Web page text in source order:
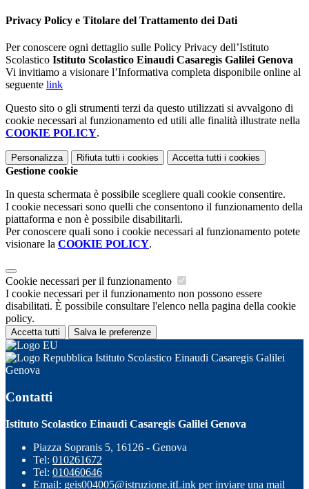
Privacy Policy e Titolare del Trattamento dei Dati
Per conoscere ogni dettaglio sulle Policy Privacy dell’Istituto
Scolastico Istituto Scolastico Einaudi Casaregis Galilei Genova
Vi invitiamo a visionare l’Informativa completa disponibile online al
seguente link
Questo sito o gli strumenti terzi da questo utilizzati si avvalgono di
cookie necessari al funzionamento ed utili alle finalità illustrate nella
COOKIE POLICY.
Personalizza Rifiuta tutti i cookies Accetta tutti i cookies
Gestione cookie
In questa schermata è possibile scegliere quali cookie consentire.
I cookie necessari sono quelli che consentono il funzionamento della
piattaforma e non è possibile disabilitarli.
Per conoscere quali sono i cookie necessari al funzionamento potete
visionare la COOKIE POLICY.
Cookie necessari per il funzionamento
I cookie necessari per il funzionamento non possono essere
disabilitati. È possibile consultare l'elenco nella pagina della cookie
policy.
Accetta tutti Salva le preferenze
Istituto Scolastico Einaudi Casaregis Galilei
Genova
Contatti
Istituto Scolastico Einaudi Casaregis Galilei Genova
Piazza Sopranis 5, 16126 - Genova
Tel: 010261672
Tel: 010460646
Email: geis004005@istruzione.itLink per inviare una mail